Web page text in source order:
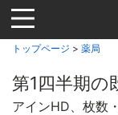
Jump
to
navigation
トップページ > 薬局
第1四半期の
アインHD、枚数